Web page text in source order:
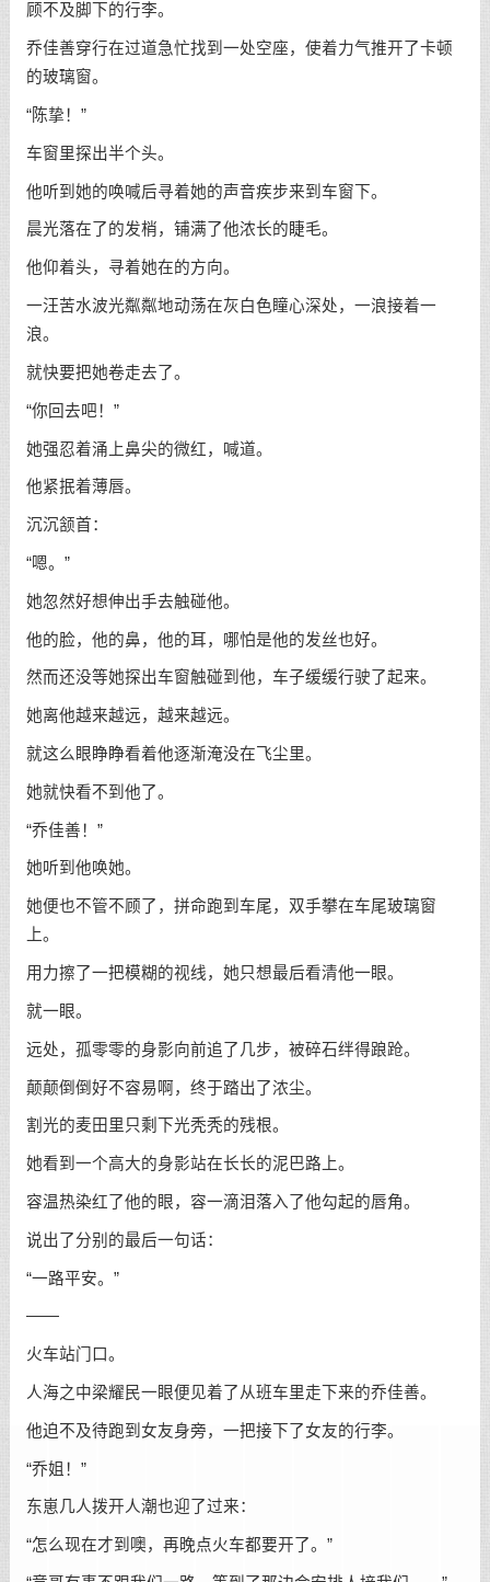
顾不及脚下的行李。
乔佳善穿行在过道急忙找到一处空座，使着力气推开了卡顿
的玻璃窗。
“陈挚！”
车窗里探出半个头。
他听到她的唤喊后寻着她的声音疾步来到车窗下。
晨光落在了的发梢，铺满了他浓长的睫毛。
他仰着头，寻着她在的方向。
一汪苦水波光粼粼地动荡在灰白色瞳心深处，一浪接着一
浪。
就快要把她卷走去了。
“你回去吧！”
她强忍着涌上鼻尖的微红，喊道。
他紧抿着薄唇。
沉沉颔首：
“嗯。”
她忽然好想伸出手去触碰他。
他的脸，他的鼻，他的耳，哪怕是他的发丝也好。
然而还没等她探出车窗触碰到他，车子缓缓行驶了起来。
她离他越来越远，越来越远。
就这么眼睁睁看着他逐渐淹没在飞尘里。
她就快看不到他了。
“乔佳善！”
她听到他唤她。
她便也不管不顾了，拼命跑到车尾，双手攀在车尾玻璃窗
上。
用力擦了一把模糊的视线，她只想最后看清他一眼。
就一眼。
远处，孤零零的身影向前追了几步，被碎石绊得踉跄。
颠颠倒倒好不容易啊，终于踏出了浓尘。
割光的麦田里只剩下光秃秃的残根。
她看到一个高大的身影站在长长的泥巴路上。
容温热染红了他的眼，容一滴泪落入了他勾起的唇角。
说出了分别的最后一句话：
“一路平安。”
——
火车站门口。
人海之中梁耀民一眼便见着了从班车里走下来的乔佳善。
他迫不及待跑到女友身旁，一把接下了女友的行李。
“乔姐！”
东崽几人拨开人潮也迎了过来：
“怎么现在才到噢，再晚点火车都要开了。”